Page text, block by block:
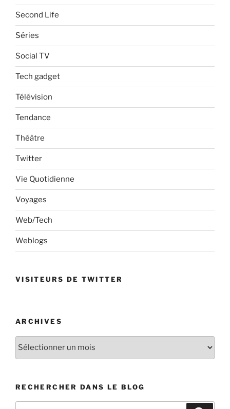
Second Life
Séries
Social TV
Tech gadget
Télévision
Tendance
Théâtre
Twitter
Vie Quotidienne
Voyages
Web/Tech
Weblogs
VISITEURS DE TWITTER
ARCHIVES
Archives
RECHERCHER DANS LE BLOG